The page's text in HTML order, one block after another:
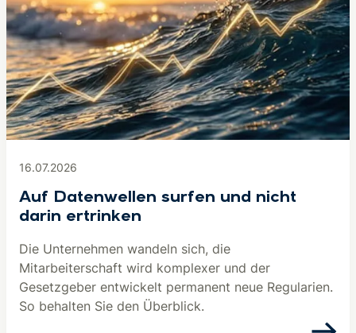
16.07.2026
Auf Datenwellen surfen und nicht
darin ertrinken
Die Unternehmen wandeln sich, die
Mitarbeiterschaft wird komplexer und der
Gesetzgeber entwickelt permanent neue Regularien.
So behalten Sie den Überblick.